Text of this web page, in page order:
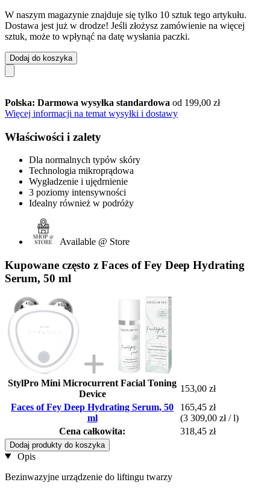
W naszym magazynie znajduje się tylko 10 sztuk tego artykułu.
Dostawa jest już w drodze! Jeśli złożysz zamówienie na więcej
sztuk, może to wpłynąć na datę wysłania paczki.
Dodaj do koszyka
Polska: Darmowa wysyłka standardowa od 199,00 zł
Więcej informacji na temat wysyłki i dostawy
Właściwości i zalety
Dla normalnych typów skóry
Technologia mikroprądowa
Wygładzenie i ujędrnienie
3 poziomy intensywności
Idealny również w podróży
Available @ Store
Kupowane często z Faces of Fey Deep Hydrating
Serum, 50 ml
StylPro Mini Microcurrent Facial Toning
Device
153,00 zł
Faces of Fey Deep Hydrating Serum, 50
ml
165,45 zł
(3 309,00 zł / l)
Cena całkowita:
318,45 zł
Dodaj produkty do koszyka
Opis
Bezinwazyjne urządzenie do liftingu twarzy